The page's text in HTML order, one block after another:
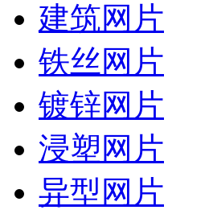
建筑网片
铁丝网片
镀锌网片
浸塑网片
异型网片